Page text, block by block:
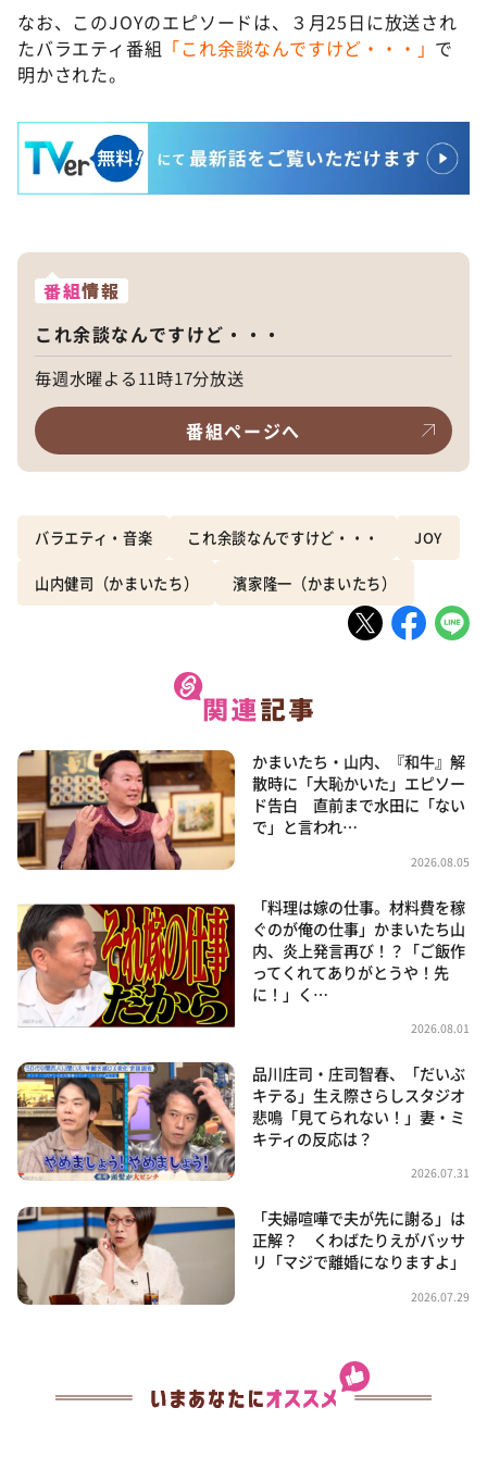
なお、このJOYのエピソードは、３月25日に放送され
たバラエティ番組 「これ余談なんですけど・・・」 で
明かされた。
番組情報
これ余談なんですけど・・・
毎週水曜よる11時17分放送
番組ページへ
バラエティ・音楽 これ余談なんですけど・・・ JOY
山内健司（かまいたち） 濱家隆一（かまいたち）
かまいたち・山内、『和牛』解
散時に「大恥かいた」エピソー
ド告白 直前まで水田に「ない
で」と言われ…
2026.08.05
「料理は嫁の仕事。材料費を稼
ぐのが俺の仕事」かまいたち山
内、炎上発言再び！？「ご飯作
ってくれてありがとうや！先
に！」く…
2026.08.01
品川庄司・庄司智春、「だいぶ
キテる」生え際さらしスタジオ
悲鳴「見てられない！」妻・ミ
キティの反応は？
2026.07.31
「夫婦喧嘩で夫が先に謝る」は
正解？ くわばたりえがバッサ
リ「マジで離婚になりますよ」
2026.07.29